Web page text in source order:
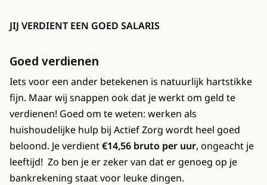
JIJ VERDIENT EEN GOED SALARIS
Goed verdienen
Iets voor een ander betekenen is natuurlijk hartstikke
fijn. Maar wij snappen ook dat je werkt om geld te
verdienen! Goed om te weten: werken als
huishoudelijke hulp bij Actief Zorg wordt heel goed
beloond. Je verdient€14,56 bruto per uur, ongeacht je
leeftijd! Zo ben je er zeker van dat er genoeg op je
bankrekening staat voor leuke dingen.